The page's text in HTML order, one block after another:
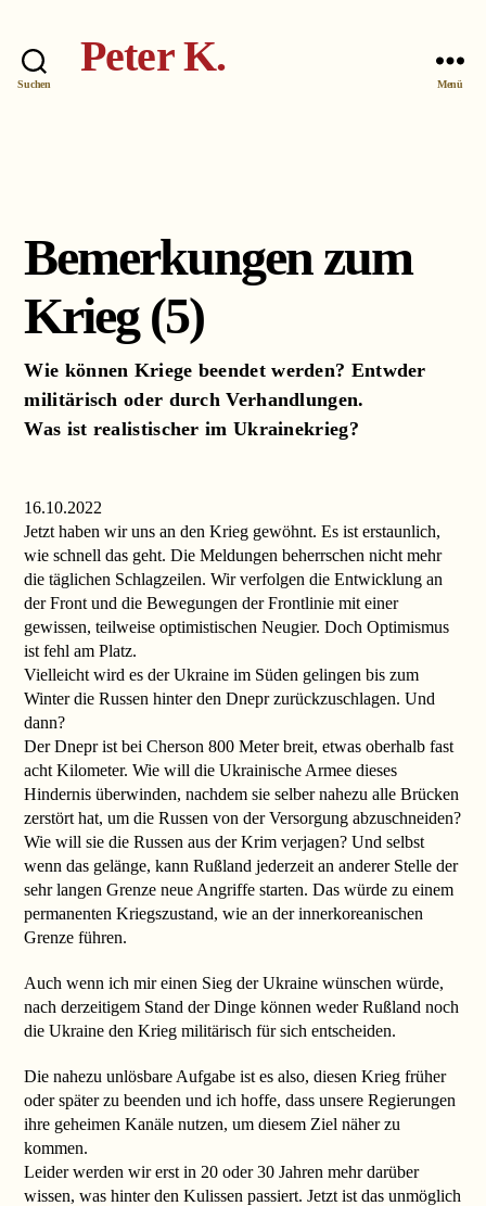
Suchen
Peter K.
Menü
Bemerkungen zum
Krieg (5)
Wie können Kriege beendet werden? Entwder
militärisch oder durch Verhandlungen.
Was ist realistischer im Ukrainekrieg?
16.10.2022
Jetzt haben wir uns an den Krieg gewöhnt. Es ist erstaunlich,
wie schnell das geht. Die Meldungen beherrschen nicht mehr
die täglichen Schlagzeilen. Wir verfolgen die Entwicklung an
der Front und die Bewegungen der Frontlinie mit einer
gewissen, teilweise optimistischen Neugier. Doch Optimismus
ist fehl am Platz.
Vielleicht wird es der Ukraine im Süden gelingen bis zum
Winter die Russen hinter den Dnepr zurückzuschlagen. Und
dann?
Der Dnepr ist bei Cherson 800 Meter breit, etwas oberhalb fast
acht Kilometer. Wie will die Ukrainische Armee dieses
Hindernis überwinden, nachdem sie selber nahezu alle Brücken
zerstört hat, um die Russen von der Versorgung abzuschneiden?
Wie will sie die Russen aus der Krim verjagen? Und selbst
wenn das gelänge, kann Rußland jederzeit an anderer Stelle der
sehr langen Grenze neue Angriffe starten. Das würde zu einem
permanenten Kriegszustand, wie an der innerkoreanischen
Grenze führen.
Auch wenn ich mir einen Sieg der Ukraine wünschen würde,
nach derzeitigem Stand der Dinge können weder Rußland noch
die Ukraine den Krieg militärisch für sich entscheiden.
Die nahezu unlösbare Aufgabe ist es also, diesen Krieg früher
oder später zu beenden und ich hoffe, dass unsere Regierungen
ihre geheimen Kanäle nutzen, um diesem Ziel näher zu
kommen.
Leider werden wir erst in 20 oder 30 Jahren mehr darüber
wissen, was hinter den Kulissen passiert. Jetzt ist das unmöglich